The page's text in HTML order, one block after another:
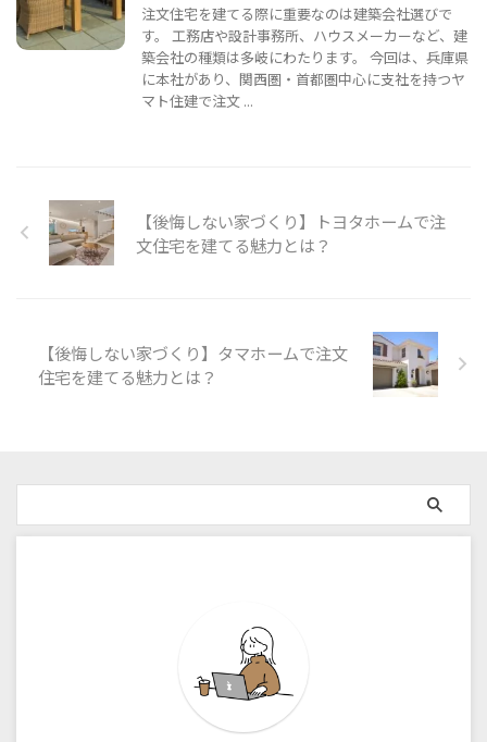
注文住宅を建てる際に重要なのは建築会社選びで
す。 工務店や設計事務所、ハウスメーカーなど、建
築会社の種類は多岐にわたります。 今回は、兵庫県
に本社があり、関西圏・首都圏中心に支社を持つヤ
マト住建で注文 ...
【後悔しない家づくり】トヨタホームで注
文住宅を建てる魅力とは？
【後悔しない家づくり】タマホームで注文
住宅を建てる魅力とは？